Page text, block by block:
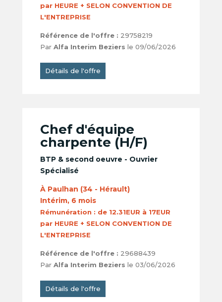
par HEURE + SELON CONVENTION DE
L'ENTREPRISE
Référence de l'offre : 29758219
Par Alfa Interim Beziers le 09/06/2026
Détails de l'offre
Chef d'équipe
charpente (H/F)
BTP & second oeuvre - Ouvrier
Spécialisé
À Paulhan (34 - Hérault)
Intérim, 6 mois
Rémunération : de 12.31EUR à 17EUR
par HEURE + SELON CONVENTION DE
L'ENTREPRISE
Référence de l'offre : 29688439
Par Alfa Interim Beziers le 03/06/2026
Détails de l'offre